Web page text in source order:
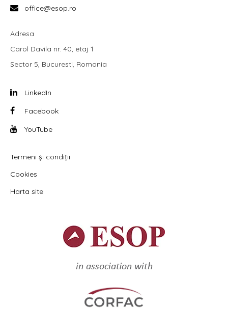
office@esop.ro
Adresa
Carol Davila nr. 40, etaj 1
Sector 5, Bucuresti, Romania
LinkedIn
Facebook
YouTube
Termeni și condiții
Cookies
Harta site
in association with